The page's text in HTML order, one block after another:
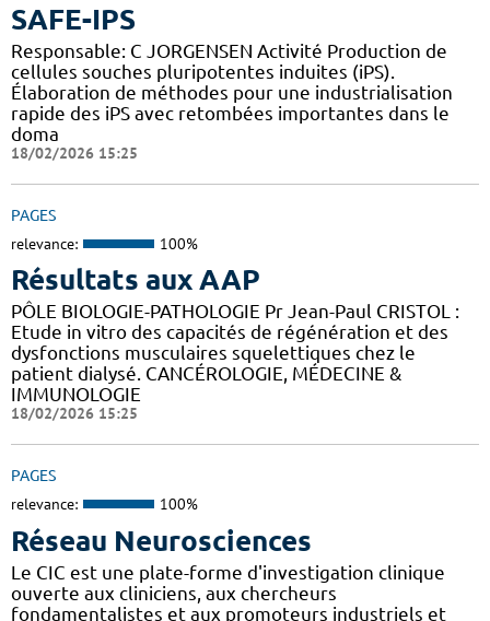
SAFE-IPS
Responsable: C JORGENSEN Activité Production de
cellules souches pluripotentes induites (iPS).
Élaboration de méthodes pour une industrialisation
rapide des iPS avec retombées importantes dans le
doma
18/02/2026 15:25
PAGES
relevance: 100%
Résultats aux AAP
PÔLE BIOLOGIE-PATHOLOGIE Pr Jean-Paul CRISTOL :
Etude in vitro des capacités de régénération et des
dysfonctions musculaires squelettiques chez le
patient dialysé. CANCÉROLOGIE, MÉDECINE &
IMMUNOLOGIE
18/02/2026 15:25
PAGES
relevance: 100%
Réseau Neurosciences
Le CIC est une plate-forme d'investigation clinique
ouverte aux cliniciens, aux chercheurs
fondamentalistes et aux promoteurs industriels et